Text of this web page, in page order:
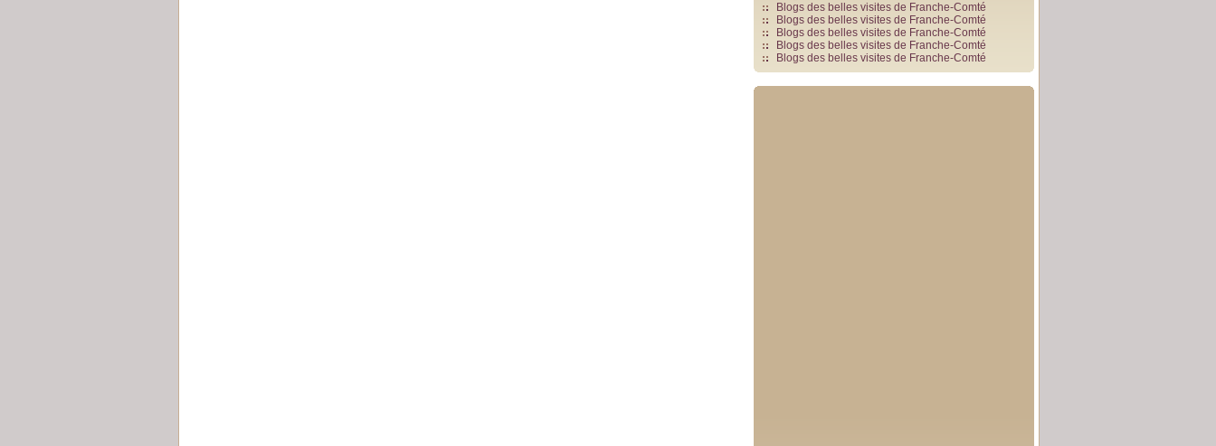
Blogs des belles visites de Franche-Comté
Blogs des belles visites de Franche-Comté
Blogs des belles visites de Franche-Comté
Blogs des belles visites de Franche-Comté
Blogs des belles visites de Franche-Comté